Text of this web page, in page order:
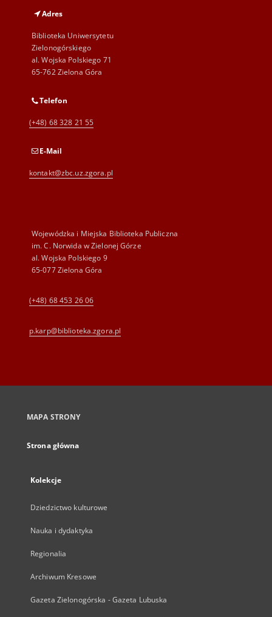
Adres
Biblioteka Uniwersytetu
Zielonogórskiego
al. Wojska Polskiego 71
65-762 Zielona Góra
Telefon
(+48) 68 328 21 55
E-Mail
kontakt@zbc.uz.zgora.pl
Wojewódzka i Miejska Biblioteka Publiczna
im. C. Norwida w Zielonej Górze
al. Wojska Polskiego 9
65-077 Zielona Góra
(+48) 68 453 26 06
p.karp@biblioteka.zgora.pl
MAPA STRONY
Strona główna
Kolekcje
Dziedzictwo kulturowe
Nauka i dydaktyka
Regionalia
Archiwum Kresowe
Gazeta Zielonogórska - Gazeta Lubuska